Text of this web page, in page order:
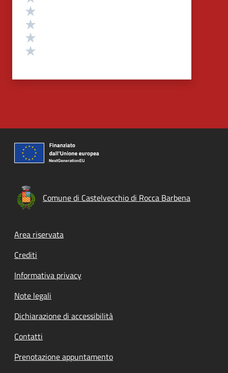
Comune di Castelvecchio di Rocca Barbena
Footer menu
Area riservata
Crediti
Informativa privacy
Note legali
Dichiarazione di accessibilità
Contatti
Prenotazione appuntamento